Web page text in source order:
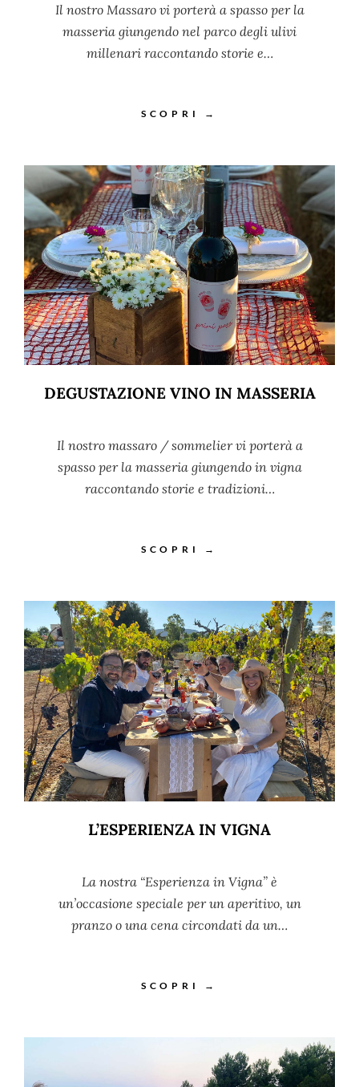
Il nostro Massaro vi porterà a spasso per la
masseria giungendo nel parco degli ulivi
millenari raccontando storie e…
SCOPRI →
DEGUSTAZIONE VINO IN MASSERIA
Il nostro massaro / sommelier vi porterà a
spasso per la masseria giungendo in vigna
raccontando storie e tradizioni…
SCOPRI →
L’ESPERIENZA IN VIGNA
La nostra “Esperienza in Vigna” è
un’occasione speciale per un aperitivo, un
pranzo o una cena circondati da un…
SCOPRI →